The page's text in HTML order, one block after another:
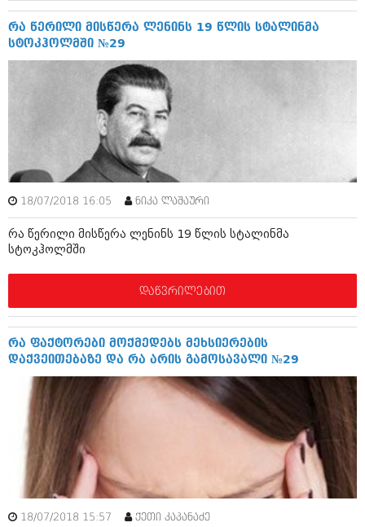
მოდა + დიზაინი
რელიგია
კადრს მიღმა
კულინარია
ავტორჩევები
ბელადები
თემიდას სასწორი
იუმორი
კალეიდოსკოპი
ჰოროსკოპი და შეუცნობელი
კრიმინალი
რომანი და დეტექტივი
სპორტი
კადრს მიღმა
ავტორჩევები
ბიზნესსიახლეები
გვარები
თემიდას სასწორი
ჰოროსკოპი და შეუცნობელი
კრიმინალი
რომანი და დეტექტივი
სახალისო ამბები
შოუბიზნესი
დაიჯესტი
ქალი და მამაკაცი
რა წერილი მისწერა ლენინს 19 წლის სტალინმა
სტოკჰოლმში №29
18/07/2018 16:05 ნიკა ლაშაური
რა წერილი მისწერა ლენინს 19 წლის სტალინმა
სტოკჰოლმში
დაწვრილებით
რა ფაქტორები მოქმედებს მეხსიერების
დაქვეითებაზე და რა არის გამოსავალი №29
18/07/2018 15:57 ქეთი კაპანაძე